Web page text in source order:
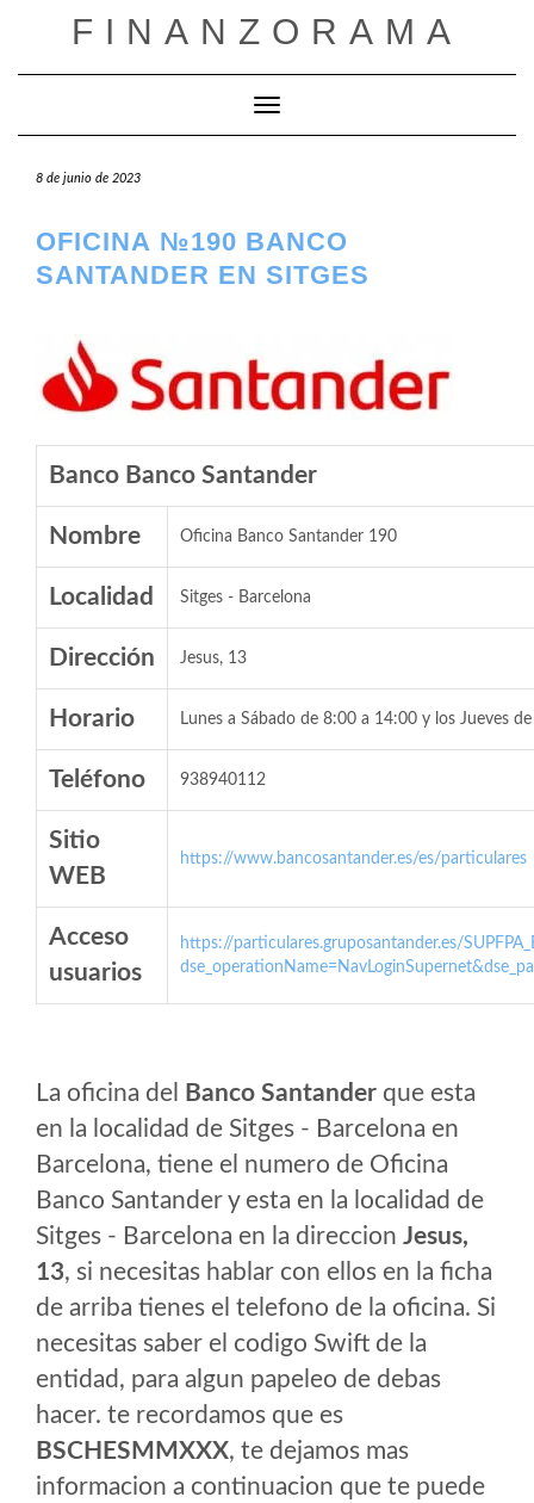
FINANZORAMA
Cambiar modo de navegación
8 de junio de 2023
OFICINA №190 BANCO
SANTANDER EN SITGES
Banco Banco Santander
Nombre Oficina Banco Santander 190
Localidad Sitges - Barcelona
Dirección Jesus, 13
Horario Lunes a Sábado de 8:00 a 14:00 y los Jueves
Teléfono 938940112
Sitio
WEB
https://www.bancosantander.es/es/particulares
Acceso
usuarios
https://particulares.gruposantander.es/
La oficina del Banco Santander que esta
en la localidad de Sitges - Barcelona en
Barcelona, tiene el numero de Oficina
Banco Santander y esta en la localidad de
Sitges - Barcelona en la direccion Jesus,
13, si necesitas hablar con ellos en la ficha
de arriba tienes el telefono de la oficina. Si
necesitas saber el codigo Swift de la
entidad, para algun papeleo de debas
hacer. te recordamos que es
BSCHESMMXXX, te dejamos mas
informacion a continuacion que te puede